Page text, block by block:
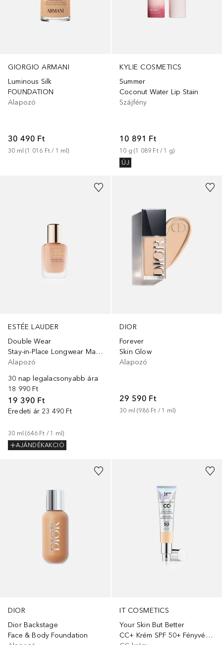
GIORGIO ARMANI
Luminous Silk
FOUNDATION
Alapozó
30 490 Ft
30 ml (1 016 Ft / 1 ml)
KYLIE COSMETICS
Summer
Coconut Water Lip Stain
Szájfény
10 891 Ft
10 g (1 089 Ft / 1 g)
ÚJ
ESTÉE LAUDER
Double Wear
Stay-in-Place Longwear Matte Foundation SPF10
Alapozó
30 nap legalacsonyabb ára
18 990 Ft
19 390 Ft
Eredeti ár 23 490 Ft
30 ml (646 Ft / 1 ml)
AJÁNDÉKAKCIÓ
DIOR
Forever
Skin Glow
Alapozó
29 590 Ft
30 ml (986 Ft / 1 ml)
DIOR
Dior Backstage
Face & Body Foundation
+37
IT COSMETICS
Your Skin But Better
CC+ Krém SPF 50+ Fényvédővel